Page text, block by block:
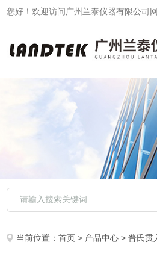
您好！欢迎访问广州兰泰仪器有限公司网
当前位置：首页 > 产品中心 >普氏贯